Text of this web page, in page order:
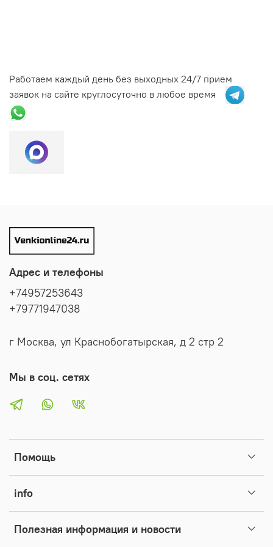
Работаем каждый день без выходных 24/7 прием
заявок на сайте круглосуточно в любое время
Помощь
info
Полезная информация и новости
Адрес и телефоны
+74957253643
+79771947038
г Москва, ул Краснобогатырская, д 2 стр 2
Мы в соц. сетях